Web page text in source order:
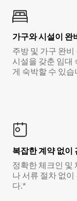
가구와 시설이 완
주방 및 가구 완
시설을 갖춘 임대
게 숙박할 수 있습
복잡한 계약 없이
정확한 체크인 및
나 서류 절차 없
다.*